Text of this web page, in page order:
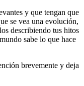
y que tengan que
se vea una evolución,
describiendo tus hitos
sabe lo que hace
brevemente y deja